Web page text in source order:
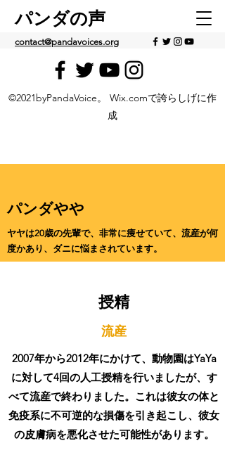
パンダの声
contact@pandavoices.org
©2021byPandaVoice。 Wix.comで誇らしげに作
成
パンダやや
ヤヤは20歳の先輩で、非常に痩せていて、流産が何
度かあり、ダニに悩まされています。
授精
流産
2007年から2012年にかけて、動物園はYaYa
に対して4回の人工授精を行いましたが、す
べて流産で終わりました。これは彼女の体と
免疫系に不可逆的な損傷を引き起こし、彼女
の皮膚病を悪化させた可能性があります。